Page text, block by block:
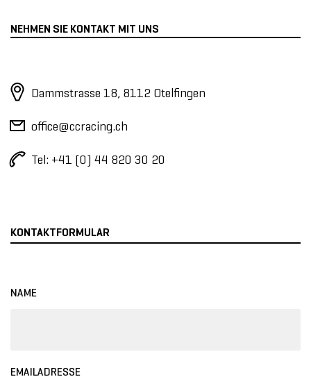
NEHMEN SIE KONTAKT MIT UNS
Dammstrasse 18, 8112 Otelfingen
office@ccracing.ch
Tel: +41 (0) 44 820 30 20
KONTAKTFORMULAR
NAME
EMAILADRESSE